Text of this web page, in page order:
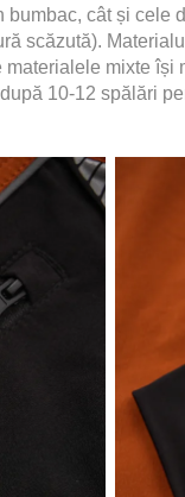
bumbac, cât și cele
scăzută).
mixte
10-12 spălări